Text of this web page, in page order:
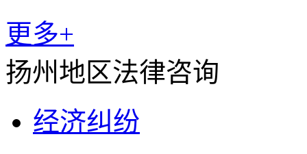
更多+
扬州地区法律咨询
经济纠纷